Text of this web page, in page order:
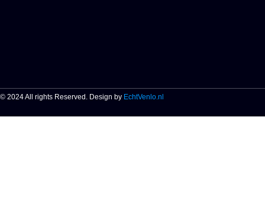
© 2024 All rights Reserved. Design by EchtVenlo.nl